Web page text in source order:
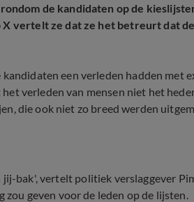
de kandidaten op de
vertelt ze dat ze het betreurt dat
een verleden hadden met
verleden van mensen niet het
die ook niet zo breed werden
bak', vertelt politiek verslaggever
zou geven voor de leden op de lijsten.